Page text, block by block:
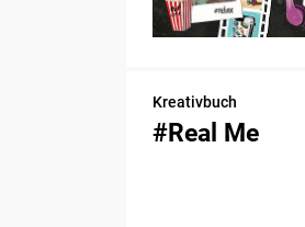
Kreativbuch
#Real Me